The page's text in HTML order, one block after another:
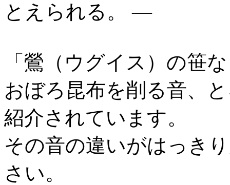
とえられる。 ―
「鶯（ウグイス）の笹
おぼろ昆布を削る音、
紹介されています。
その音の違いがはっき
さい。